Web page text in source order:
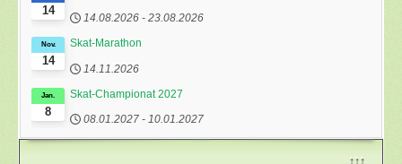
↑↑↑
14
14.08.2026 - 23.08.2026
14
Nov. Skat-Marathon
14.11.2026
8
Jan. Skat-Championat 2027
08.01.2027 - 10.01.2027